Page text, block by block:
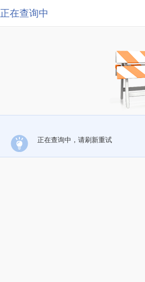
正在查询中
正在查询中，请刷新重试